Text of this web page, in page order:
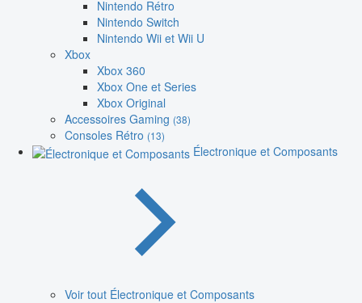
Nintendo Rétro
Nintendo Switch
Nintendo Wii et Wii U
Xbox
Xbox 360
Xbox One et Series
Xbox Original
Accessoires Gaming (38)
Consoles Rétro (13)
Électronique et Composants
Voir tout Électronique et Composants